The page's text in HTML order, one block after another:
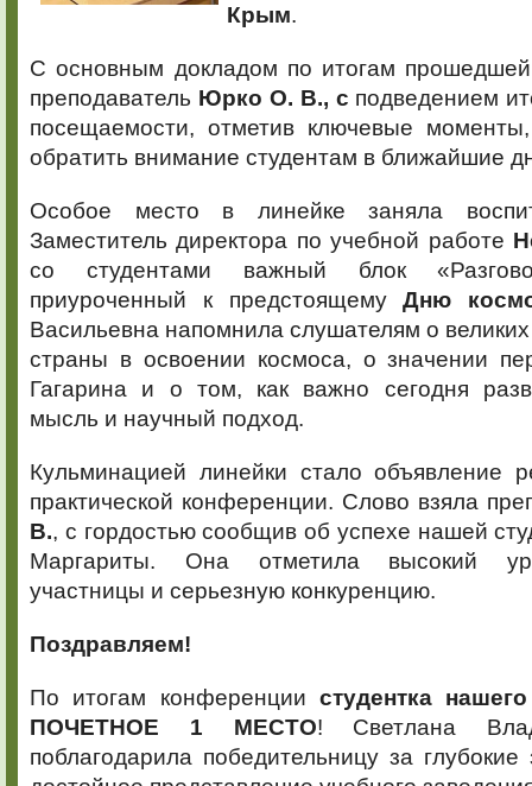
Крым.
С основным докладом по итогам
преподаватель Юрко О. В., с подведением
посещаемости, отметив ключевые
обратить внимание студентам в ближайшие
Особое место в линейке заняла
Заместитель директора по учебной работе
со студентами важный блок
приуроченный к предстоящемуДню
Васильевна напомнила слушателям о
страны в освоении космоса, о значении
Гагарина и о том, как важно сегодня
мысль и научный подход.
Кульминацией линейки стало объявление
практической конференции. Слово взяла
В., с гордостью сообщив об успехе нашей
Маргариты. Она отметила высокий
участницы и серьезную конкуренцию.
Поздравляем!
По итогам конференции студентка
ПОЧЕТНОЕ 1 МЕСТО! Светлана
поблагодарила победительницу за